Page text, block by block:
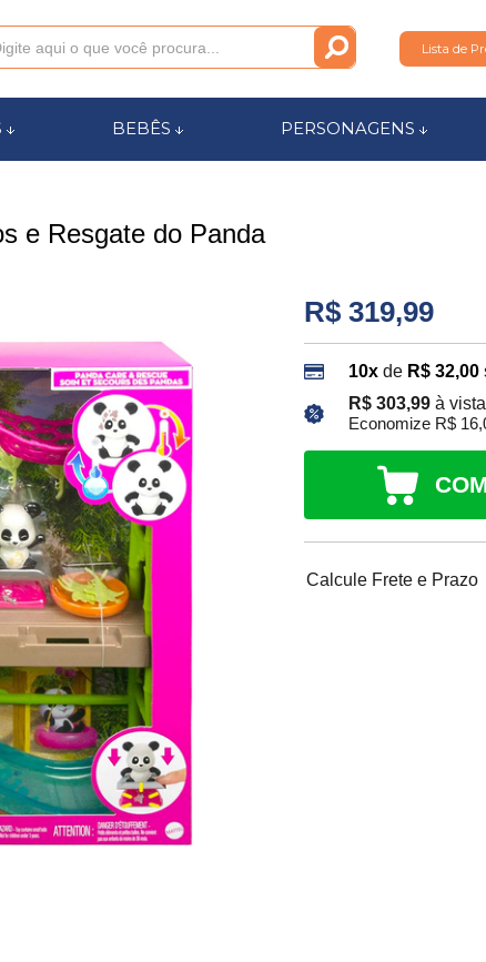
Lista de
BEBÊS PERSONAGENS
e Resgate do Panda
R$ 319,99
10x de R$ 32,00
R$ 303,99à
Economize R$
Calcule Frete e Prazo